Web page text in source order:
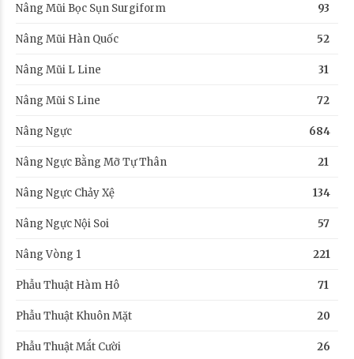
Nâng Mũi Bọc Sụn Surgiform 93
Nâng Mũi Hàn Quốc 52
Nâng Mũi L Line 31
Nâng Mũi S Line 72
Nâng Ngực 684
Nâng Ngực Bằng Mỡ Tự Thân 21
Nâng Ngực Chảy Xệ 134
Nâng Ngực Nội Soi 57
Nâng Vòng 1 221
Phẫu Thuật Hàm Hô 71
Phẫu Thuật Khuôn Mặt 20
Phẫu Thuật Mắt Cười 26